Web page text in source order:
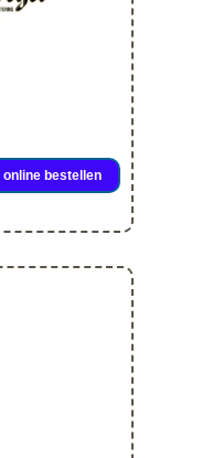
online bestellen